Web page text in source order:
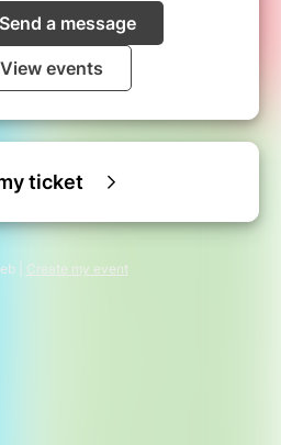
Send a message
View events
ticket
| Create my event